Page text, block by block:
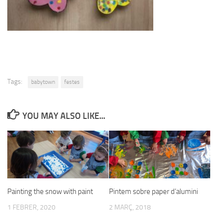
Tags: babytown festes
YOU MAY ALSO LIKE...
Painting the snow with paint
1 FEBRER, 2020
Pintem sobre paper d’alumini
2 MARÇ, 2018